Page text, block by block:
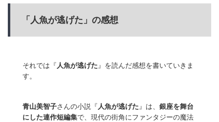
「人魚が逃げた」の感想
それでは『人魚が逃げた』を読んだ感想を書いていきま
す。
青山美智子さんの小説『人魚が逃げた』は、 銀座を舞台
にした連作短編集で、現代の街角にファンタジーの魔法